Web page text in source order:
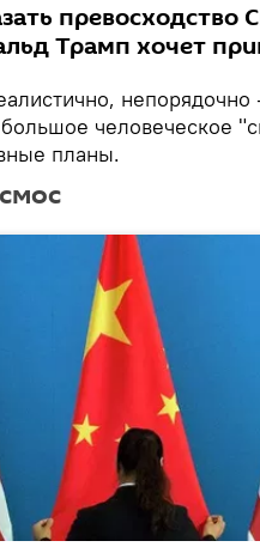
превосходство
Трамп хочет
человеческое
планы.